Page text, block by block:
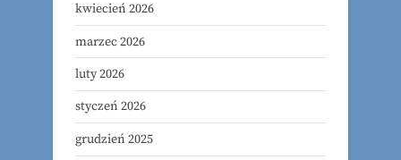
kwiecień 2026
marzec 2026
luty 2026
styczeń 2026
grudzień 2025